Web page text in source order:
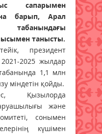
сапарымен
барып, Арал
табанындағы
танысты.
президент
2025 жылдар
1,1 млн
міндетін қойды.
Қызылорда
және
сонымен
күшімен